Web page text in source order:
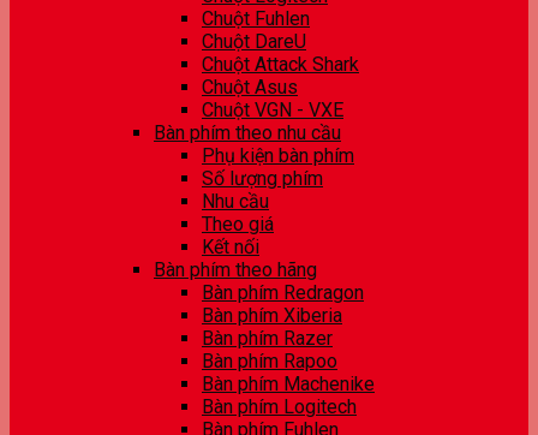
Chuột Fuhlen
Chuột DareU
Chuột Attack Shark
Chuột Asus
Chuột VGN - VXE
Bàn phím theo nhu cầu
Phụ kiện bàn phím
Số lượng phím
Nhu cầu
Theo giá
Kết nối
Bàn phím theo hãng
Bàn phím Redragon
Bàn phím Xiberia
Bàn phím Razer
Bàn phím Rapoo
Bàn phím Machenike
Bàn phím Logitech
Bàn phím Fuhlen